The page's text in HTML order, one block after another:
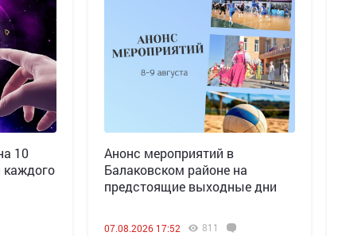
10
каждого
Анонс мероприятий в
Балаковском районе на
предстоящие выходные дни
07.08.2026 17:52 811